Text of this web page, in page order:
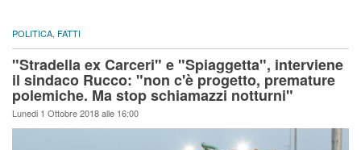
POLITICA FATTI
"Stradella ex Carceri" e "Spiaggetta", interviene
il sindaco Rucco: "non c'è progetto, premature
polemiche. Ma stop schiamazzi notturni"
Lunedi 1 Ottobre 2018 alle 16:00